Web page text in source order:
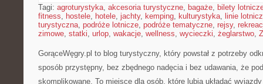
Tagi: agroturystyka, akcesoria turystyczne, bagaże, bilety
fitness, hostele, hotele, jachty, kemping, kulturystyka, linie
turystyczna, podróże lotnicze, podróże tematyczne, rejsy,
zimowe, statki, urlop, wakacje, wellness, wycieczki, żeglarstwo,
GorąceWęgry.pl to blog turystyczny, który powstał z potrzeby
sposób przystępny, bez zbędnego nadęcia i bez udawania, że
skomplikowane. To miejsce dla osób, które lubią układać